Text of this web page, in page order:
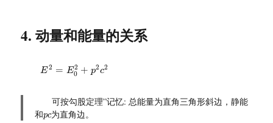
4. 动量和能量的关系
E2 = E2
0 + p2c2
E2= 2+ 2 2
可按勾股定理”记忆: 总能量为直角三角形斜边，静能
和pc
pc为直角边。